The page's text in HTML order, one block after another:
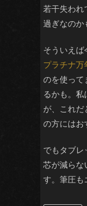
若干失われ
過ぎなのか
そういえ
プラチナ万
のを使って
るかも。
が、これ
の方にはお
でもタブレ
芯が減らな
す。筆圧も